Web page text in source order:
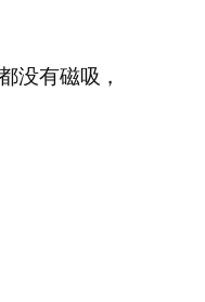
没有磁吸，